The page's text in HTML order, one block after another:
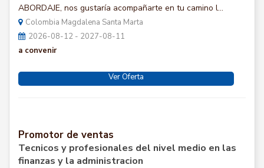
ABORDAJE, nos gustaría acompañarte en tu camino l...
Colombia Magdalena Santa Marta
2026-08-12 - 2027-08-11
a convenir
Ver Oferta
Promotor de ventas
Tecnicos y profesionales del nivel medio en las
finanzas y la administracion